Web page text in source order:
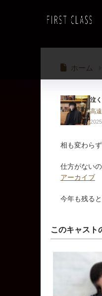
ホーム
泣
高
相も変わら
仕方がない
アーカイブ
今年も残る
このキャスト